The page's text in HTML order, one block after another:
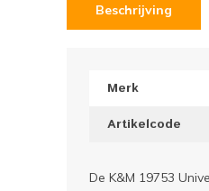
Beschrijving
Merk
Artikelcode
De K&M 19753